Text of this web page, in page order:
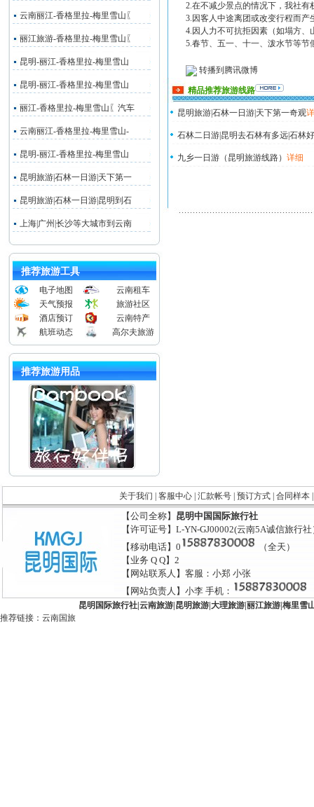
云南丽江-香格里拉-梅里雪山〖
丽江旅游-香格里拉-梅里雪山〖
昆明-丽江-香格里拉-梅里雪山
昆明-丽江-香格里拉-梅里雪山
丽江-香格里拉-梅里雪山〖汽车
云南丽江-香格里拉-梅里雪山-
昆明-丽江-香格里拉-梅里雪山
昆明旅游|石林一日游|天下第一
昆明旅游|石林一日游|昆明到石
上海|广州|长沙等大城市到云南
推荐旅游工具
电子地图
云南租车
天气预报
旅游社区
酒店预订
云南特产
航班动态
高尔夫旅游
推荐旅游用品
2.在不减少景点的情况下，我社
3.因客人中途离团或改变行程而
4.因人力不可抗拒因素（如塌方
5.春节、五一、十一、泼水节等
转播到腾讯微博
精品推荐旅游线路
昆明旅游|石林一日游|天下第一奇观
石林二日游|昆明去石林有多远|石林
详细
九乡一日游（昆明旅游线路）
关于我们 客服中心| 汇款帐号| 预订方式| 合同样本
【公司全称】 昆明中国国际旅行社
【许可证号】L-YN-GJ00002(云南5A诚信旅行社
【移动电话】0
（全天）
【业务 Q Q】2
【网站联系人】客服：小郑 小张
【网站负责人】小李 手机：
昆明国际旅行社| 云南旅游| 昆明旅游| 大理旅游| 丽江旅游| 梅里雪
推荐链接： 云南国旅